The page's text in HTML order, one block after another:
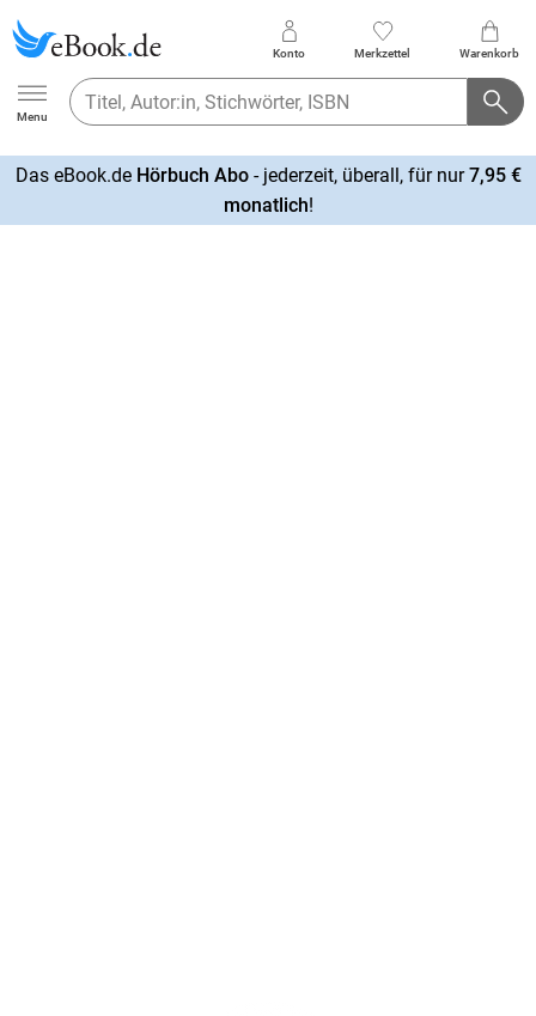
Ebook.de
Menu
Konto Merkzettel Warenkorb
Das eBook.de Hörbuch Abo- jederzeit, überall, für nur7,95 €
monatlich!